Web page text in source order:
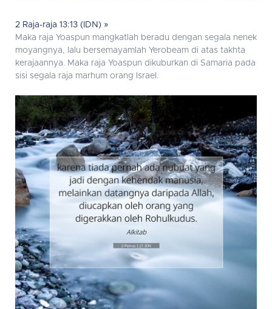
2 Raja-raja 13:13 (IDN) »
Maka raja Yoaspun mangkatlah beradu dengan segala nenek
moyangnya, lalu bersemayamlah Yerobeam di atas takhta
kerajaannya. Maka raja Yoaspun dikuburkan di Samaria pada
sisi segala raja marhum orang Israel.